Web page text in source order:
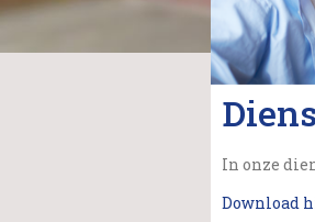
In onze
Download